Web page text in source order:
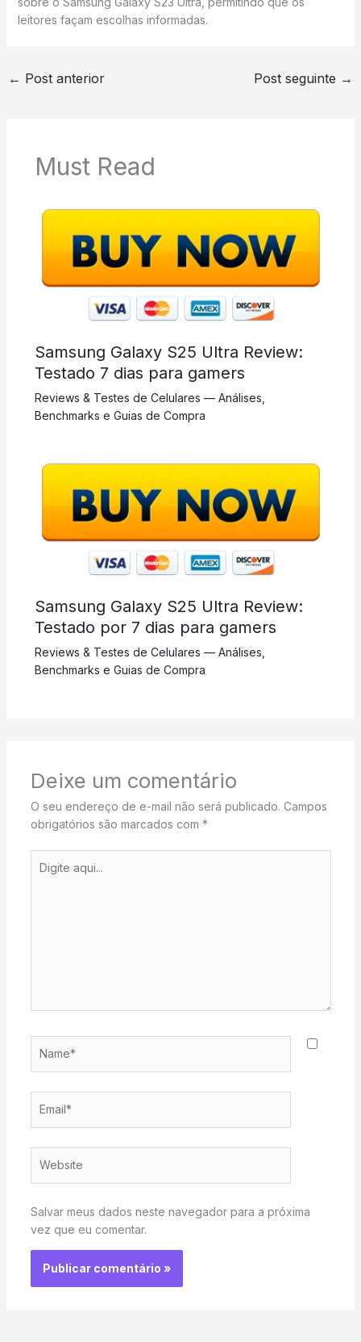
leitores façam escolhas informadas.
← Post anterior Post seguinte →
Must Read
Samsung Galaxy S25 Ultra Review:
Testado 7 dias para gamers
Reviews & Testes de Celulares — Análises,
Benchmarks e Guias de Compra
Samsung Galaxy S25 Ultra Review:
Testado por 7 dias para gamers
Reviews & Testes de Celulares — Análises,
Benchmarks e Guias de Compra
Deixe um comentário
O seu endereço de e-mail não será publicado. Campos
obrigatórios são marcados com *
aqui...
Salvar meus dados neste navegador para a próxima
vez que eu comentar.